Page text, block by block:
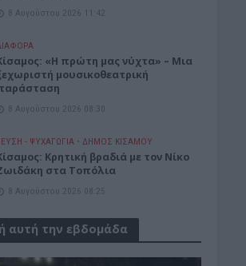
8 Αυγούστου 2026 11:42
«Η πρώτη μας νύχτα» – Μια
μουσικοθεατρική
8 Αυγούστου 2026 08:30
- ΨΥΧΑΓΩΓΊΑ • ΔΉΜΟΣ ΚΙΣΆΜΟΥ
Κρητική βραδιά με τον Νίκο
στα Τοπόλια
8 Αυγούστου 2026 08:25
αυτή την εβδομάδα